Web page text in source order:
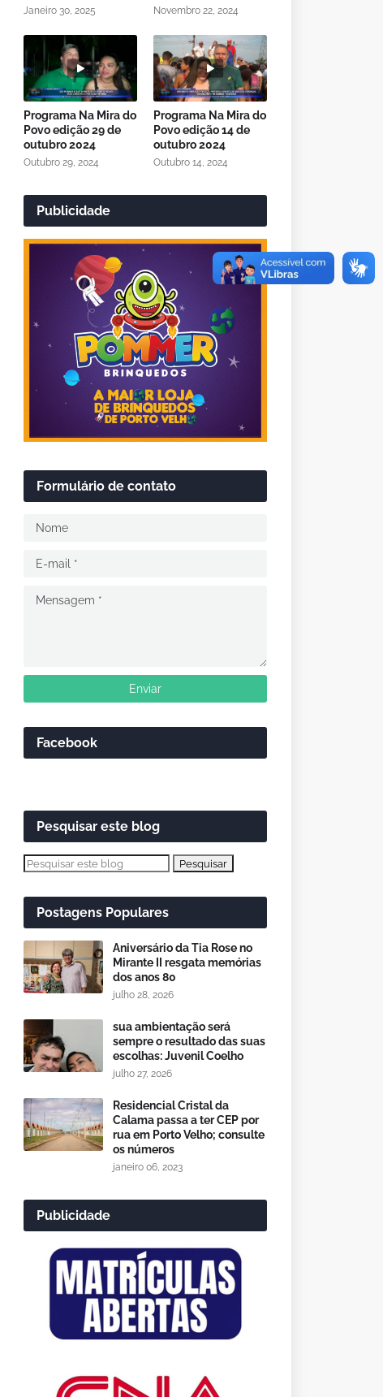
Janeiro 30, 2025 Novembro 22, 2024
Programa Na Mira do
Povo edição 29 de
outubro 2024
Outubro 29, 2024
Programa Na Mira do
Povo edição 14 de
outubro 2024
Outubro 14, 2024
Publicidade
Formulário de contato
Facebook
Pesquisar este blog
Postagens Populares
Aniversário da Tia Rose no
Mirante II resgata memórias
dos anos 80
julho 28, 2026
sua ambientação será
sempre o resultado das suas
escolhas: Juvenil Coelho
julho 27, 2026
Residencial Cristal da
Calama passa a ter CEP por
rua em Porto Velho; consulte
os números
janeiro 06, 2023
Publicidade